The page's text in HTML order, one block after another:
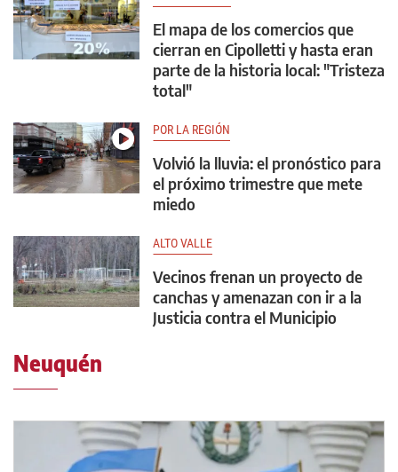
El mapa de los comercios que
cierran en Cipolletti y hasta eran
parte de la historia local: "Tristeza
total"
POR LA REGIÓN
Volvió la lluvia: el pronóstico para
el próximo trimestre que mete
miedo
ALTO VALLE
Vecinos frenan un proyecto de
canchas y amenazan con ir a la
Justicia contra el Municipio
Neuquén